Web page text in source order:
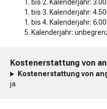
1. bis 2. Kalenderjahr:
1. bis 3. Kalenderjahr:
1. bis 4. Kalenderjahr:
5. Kalenderjahr:
Kostenerstattung von
Kostenerstattung von
ja